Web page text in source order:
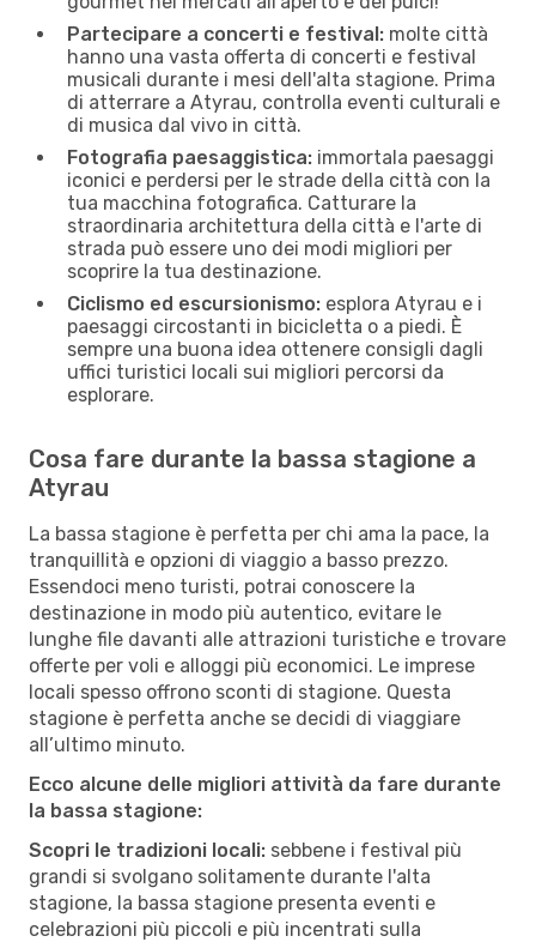
Partecipare a concerti e festival: molte città
hanno una vasta offerta di concerti e festival
musicali durante i mesi dell'alta stagione. Prima
di atterrare a Atyrau, controlla eventi culturali e
di musica dal vivo in città.
Fotografia paesaggistica: immortala paesaggi
iconici e perdersi per le strade della città con la
tua macchina fotografica. Catturare la
straordinaria architettura della città e l'arte di
strada può essere uno dei modi migliori per
scoprire la tua destinazione.
Ciclismo ed escursionismo: esplora Atyrau e i
paesaggi circostanti in bicicletta o a piedi. È
sempre una buona idea ottenere consigli dagli
uffici turistici locali sui migliori percorsi da
esplorare.
Cosa fare durante la bassa stagione a
Atyrau
La bassa stagione è perfetta per chi ama la pace, la
tranquillità e opzioni di viaggio a basso prezzo.
Essendoci meno turisti, potrai conoscere la
destinazione in modo più autentico, evitare le
lunghe file davanti alle attrazioni turistiche e trovare
offerte per voli e alloggi più economici. Le imprese
locali spesso offrono sconti di stagione. Questa
stagione è perfetta anche se decidi di viaggiare
all’ultimo minuto.
Ecco alcune delle migliori attività da fare durante
la bassa stagione:
Scopri le tradizioni locali: sebbene i festival più
grandi si svolgano solitamente durante l'alta
stagione, la bassa stagione presenta eventi e
celebrazioni più piccoli e più incentrati sulla